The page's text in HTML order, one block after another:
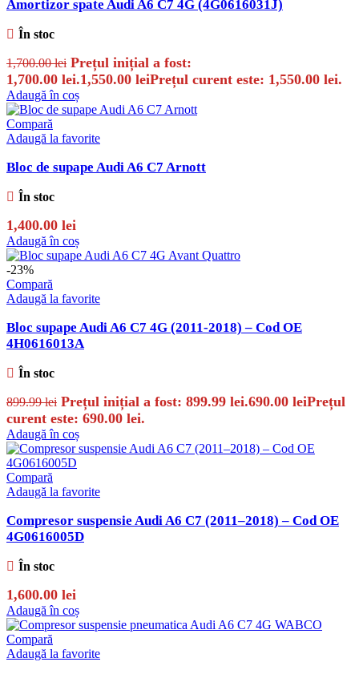
Amortizor spate Audi A6 C7 4G (4G0616031J)
În stoc
1,700.00lei Prețul inițial a fost:
1,700.00 lei.1,550.00 leiPrețul curent este: 1,550.00 lei.
Adaugă în coș
Compară
Adaugă la favorite
Bloc de supape Audi A6 C7 Arnott
În stoc
1,400.00 lei
Adaugă în coș
-23%
Compară
Adaugă la favorite
Bloc supape Audi A6 C7 4G (2011-2018) – Cod OE
4H0616013A
În stoc
899.99lei Prețul inițial a fost: 899.99 lei.690.00 leiPrețul
curent este: 690.00 lei.
Adaugă în coș
Compară
Adaugă la favorite
Compresor suspensie Audi A6 C7 (2011–2018) – Cod OE
4G0616005D
În stoc
1,600.00 lei
Adaugă în coș
Compară
Adaugă la favorite